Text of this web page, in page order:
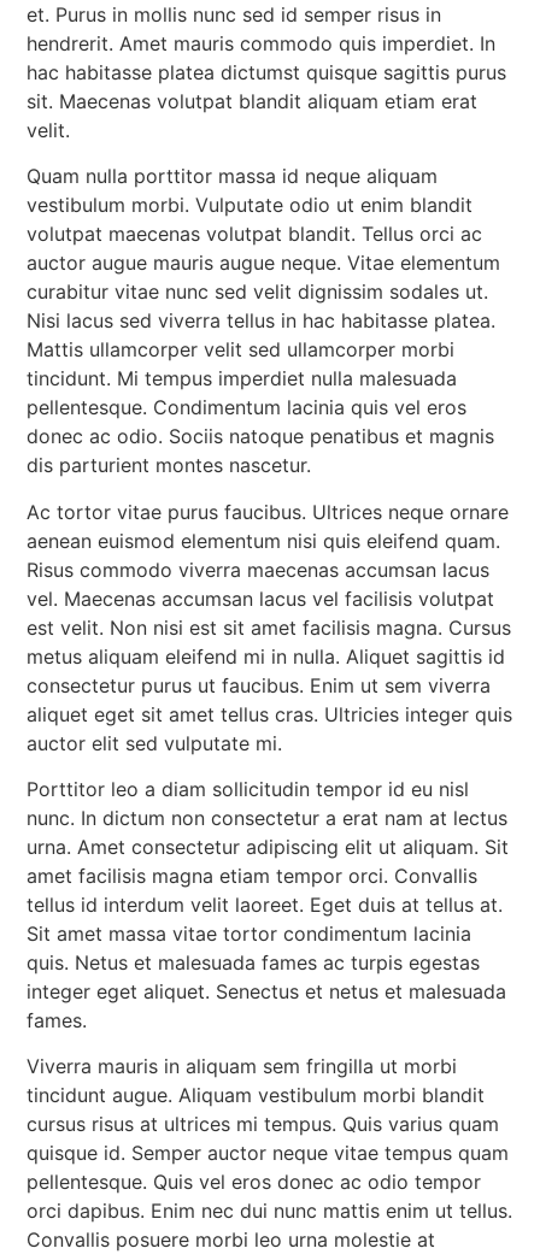
et. Purus in mollis nunc sed id semper risus in
hendrerit. Amet mauris commodo quis imperdiet. In
hac habitasse platea dictumst quisque sagittis purus
sit. Maecenas volutpat blandit aliquam etiam erat
velit.
Quam nulla porttitor massa id neque aliquam
vestibulum morbi. Vulputate odio ut enim blandit
volutpat maecenas volutpat blandit. Tellus orci ac
auctor augue mauris augue neque. Vitae elementum
curabitur vitae nunc sed velit dignissim sodales ut.
Nisi lacus sed viverra tellus in hac habitasse platea.
Mattis ullamcorper velit sed ullamcorper morbi
tincidunt. Mi tempus imperdiet nulla malesuada
pellentesque. Condimentum lacinia quis vel eros
donec ac odio. Sociis natoque penatibus et magnis
dis parturient montes nascetur.
Ac tortor vitae purus faucibus. Ultrices neque ornare
aenean euismod elementum nisi quis eleifend quam.
Risus commodo viverra maecenas accumsan lacus
vel. Maecenas accumsan lacus vel facilisis volutpat
est velit. Non nisi est sit amet facilisis magna. Cursus
metus aliquam eleifend mi in nulla. Aliquet sagittis id
consectetur purus ut faucibus. Enim ut sem viverra
aliquet eget sit amet tellus cras. Ultricies integer quis
auctor elit sed vulputate mi.
Porttitor leo a diam sollicitudin tempor id eu nisl
nunc. In dictum non consectetur a erat nam at lectus
urna. Amet consectetur adipiscing elit ut aliquam. Sit
amet facilisis magna etiam tempor orci. Convallis
tellus id interdum velit laoreet. Eget duis at tellus at.
Sit amet massa vitae tortor condimentum lacinia
quis. Netus et malesuada fames ac turpis egestas
integer eget aliquet. Senectus et netus et malesuada
fames.
Viverra mauris in aliquam sem fringilla ut morbi
tincidunt augue. Aliquam vestibulum morbi blandit
cursus risus at ultrices mi tempus. Quis varius quam
quisque id. Semper auctor neque vitae tempus quam
pellentesque. Quis vel eros donec ac odio tempor
orci dapibus. Enim nec dui nunc mattis enim ut tellus.
Convallis posuere morbi leo urna molestie at